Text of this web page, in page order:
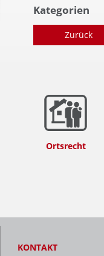
Kategorien
Zurück
Ortsrecht
KONTAKT